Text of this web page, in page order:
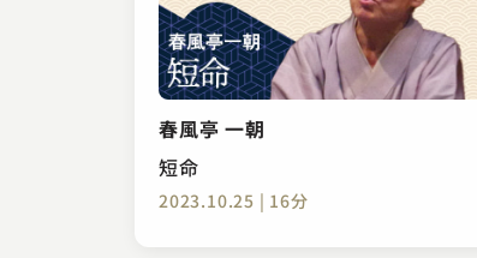
春風亭 一朝
短命
2023.10.25 | 16分